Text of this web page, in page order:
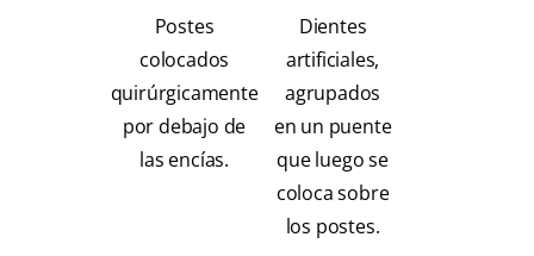
Postes
colocados
quirúrgicamente
por debajo de
las encías.
Dientes
artificiales,
agrupados
en un puente
que luego se
coloca sobre
los postes.